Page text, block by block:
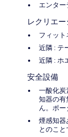
エンタ
レクリエ
フィッ
近隣 : テ
近隣 : ホ
安全設備
一酸化炭
知器の有
ん。ポ
煙感知器
とのこと